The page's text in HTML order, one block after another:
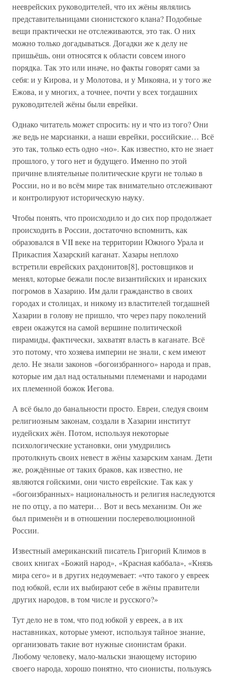
нееврейских руководителей, что их жёны являлись
представительницами сионистского клана? Подобные
вещи практически не отслеживаются, это так. О них
можно только догадываться. Догадки же к делу не
пришьёшь, они относятся к области совсем иного
порядка. Так это или иначе, но факты говорят сами за
себя: и у Кирова, и у Молотова, и у Микояна, и у того же
Ежова, и у многих, а точнее, почти у всех тогдашних
руководителей жёны были еврейки.
Однако читатель может спросить: ну и что из того? Они
же ведь не марсианки, а наши еврейки, российские… Всё
это так, только есть одно «но». Как известно, кто не знает
прошлого, у того нет и будущего. Именно по этой
причине влиятельные политические круги не только в
России, но и во всём мире так внимательно отслеживают
и контролируют историческую науку.
Чтобы понять, что происходило и до сих пор продолжает
происходить в России, достаточно вспомнить, как
образовался в VII веке на территории Южного Урала и
Прикаспия Хазарский каганат. Хазары неплохо
встретили еврейских рахдонитов[8], ростовщиков и
менял, которые бежали после византийских и иранских
погромов в Хазарию. Им дали гражданство в своих
городах и столицах, и никому из властителей тогдашней
Хазарии в голову не пришло, что через пару поколений
евреи окажутся на самой вершине политической
пирамиды, фактически, захватят власть в каганате. Всё
это потому, что хозяева империи не знали, с кем имеют
дело. Не знали законов «богоизбранного» народа и прав,
которые им дал над остальными племенами и народами
их племенной божок Иегова.
А всё было до банальности просто. Евреи, следуя своим
религиозным законам, создали в Хазарии институт
иудейских жён. Потом, используя некоторые
психологические установки, они умудрились
протолкнуть своих невест в жёны хазарским ханам. Дети
же, рождённые от таких браков, как известно, не
являются гойскими, они чисто еврейские. Так как у
«богоизбранных» национальность и религия наследуются
не по отцу, а по матери… Вот и весь механизм. Он же
был применён и в отношении послереволюционной
России.
Известный американский писатель Григорий Климов в
своих книгах «Божий народ», «Красная каббала», «Князь
мира сего» и в других недоумевает: «что такого у евреек
под юбкой, если их выбирают себе в жёны правители
других народов, в том числе и русского?»
Тут дело не в том, что под юбкой у евреек, а в их
наставниках, которые умеют, используя тайное знание,
организовать такие вот нужные сионистам браки.
Любому человеку, мало-мальски знающему историю
своего народа, хорошо понятно, что сионисты, пользуясь